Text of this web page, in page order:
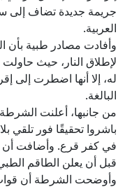
جريمة جديدة تضاف إلى
العربية.
وأفادت مصادر طبية
لإطلاق النار، حيث حاولت
له، إلا أنها اضطرت إلى
البالغة.
من جانبها، أعلنت
باشروا تحقيقًا فور تلقي
في كفر قرع. وأضافت
قبل أن يعلن الطاقم
وأوضحت الشرطة أن